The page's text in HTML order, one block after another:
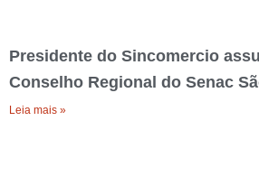
Presidente do Sincomercio
Conselho Regional do Senac
Leia mais »